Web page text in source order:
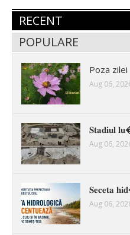
RECENT
POPULARE
Poza zilei
Aug 06,
𝐒𝐭𝐚𝐝𝐢𝐮𝐥
Aug 06,
𝐒𝐞𝐜𝐞𝐭𝐚
Aug 06,